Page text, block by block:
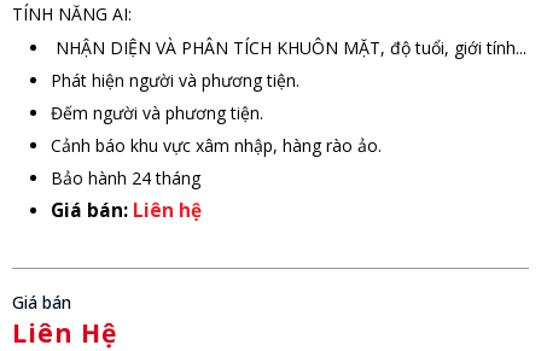
TÍNH NĂNG AI:
NHẬN DIỆN VÀ PHÂN TÍCH KHUÔN MẶT, độ tuổi, giới tính...
Phát hiện người và phương tiện.
Đếm người và phương tiện.
Cảnh báo khu vực xâm nhập, hàng rào ảo.
Bảo hành 24 tháng
Giá bán: Liên hệ
Giá bán
Liên Hệ